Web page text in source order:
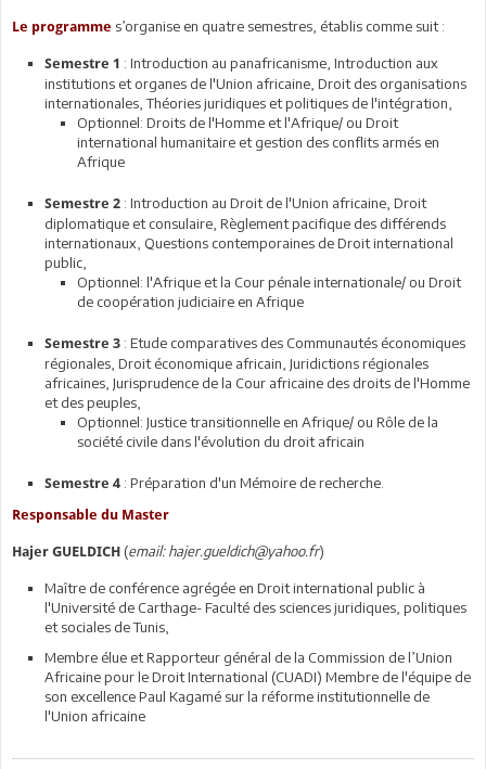
Le programme s’organise en quatre semestres, établis comme suit :
Semestre 1 : Introduction au panafricanisme, Introduction aux
institutions et organes de l'Union africaine, Droit des organisations
internationales, Théories juridiques et politiques de l'intégration,
Optionnel: Droits de l'Homme et l'Afrique/ ou Droit
international humanitaire et gestion des conflits armés en
Afrique
Semestre 2 : Introduction au Droit de l'Union africaine, Droit
diplomatique et consulaire, Règlement pacifique des différends
internationaux, Questions contemporaines de Droit international
public,
Optionnel: l'Afrique et la Cour pénale internationale/ ou Droit
de coopération judiciaire en Afrique
Semestre 3 : Etude comparatives des Communautés économiques
régionales, Droit économique africain, Juridictions régionales
africaines, Jurisprudence de la Cour africaine des droits de l'Homme
et des peuples,
Optionnel: Justice transitionnelle en Afrique/ ou Rôle de la
société civile dans l'évolution du droit africain
Semestre 4 : Préparation d'un Mémoire de recherche.
Responsable du Master
Hajer GUELDICH (email: hajer.gueldich@yahoo.fr)
Maître de conférence agrégée en Droit international public à
l'Université de Carthage- Faculté des sciences juridiques, politiques
et sociales de Tunis,
Membre élue et Rapporteur général de la Commission de l’Union
Africaine pour le Droit International (CUADI) Membre de l'équipe de
son excellence Paul Kagamé sur la réforme institutionnelle de
l'Union africaine